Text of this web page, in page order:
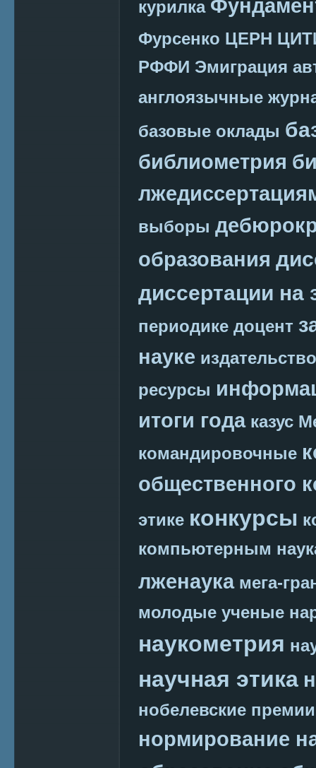
курилка
Фурсенко ЦЕРН
РФФИ Эмиграция
англоязычные
базовые оклады
библиометрия
выборы
образования
диссертации на
периодике доцент
науке издательство
ресурсы
итоги года казус
командировочные
общественного
этике конкурсы
компьютерным
лженаука мега-
молодые ученые
наукометрия
научная этика
нобелевские премии
нормирование